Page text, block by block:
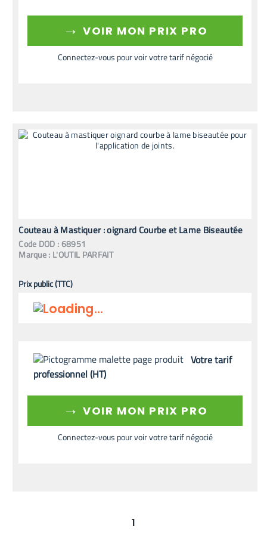
→ VOIR MON PRIX PRO
Connectez-vous pour voir votre tarif négocié
Couteau à Mastiquer : oignard Courbe et Lame Biseautée
Code DOD :68951
Marque : L'OUTIL PARFAIT
Prix public (TTC)
Votre tarif
professionnel (HT)
→ VOIR MON PRIX PRO
Connectez-vous pour voir votre tarif négocié
1